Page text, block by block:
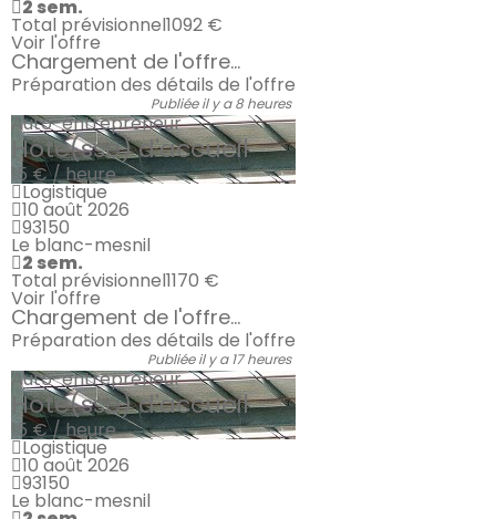
2 sem.
Total prévisionnel1092 €
Voir l'offre
Chargement de l'offre...
Préparation des détails de l'offre
Publiée il y a 8 heures
Auto-entrepreneur
Hôte(sse) d'accueil
15 € / heure
Logistique
10 août 2026
93150
Le blanc-mesnil
2 sem.
Total prévisionnel1170 €
Voir l'offre
Chargement de l'offre...
Préparation des détails de l'offre
Publiée il y a 17 heures
Auto-entrepreneur
Hôte(sse) d'accueil
15 € / heure
Logistique
10 août 2026
93150
Le blanc-mesnil